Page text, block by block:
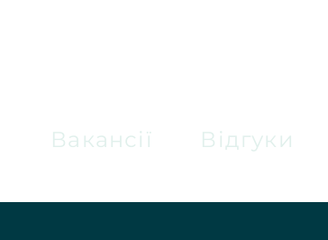
Вакансії Відгуки